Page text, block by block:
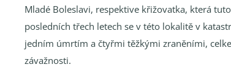
Mladé Boleslavi, respektive křižovatka, která
posledních třech letech se v této lokalitě v
jedním úmrtím a čtyřmi těžkými zraněními,
závažnosti.